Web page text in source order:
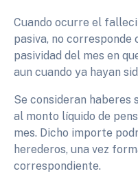
Cuando ocurre el
pasiva, no corresponde
pasividad del mes en
aun cuando ya hayan
Se consideran haberes
al monto líquido de
mes. Dicho importe
herederos, una vez
correspondiente.